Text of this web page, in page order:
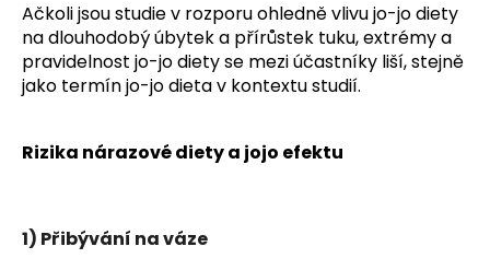
Ačkoli jsou studie v rozporu ohledně vlivu jo-jo diety
na dlouhodobý úbytek a přírůstek tuku, extrémy a
pravidelnost jo-jo diety se mezi účastníky liší, stejně
jako termín jo-jo dieta v kontextu studií.
Rizika nárazové diety a jojo efektu
1) Přibývání na váze
u
č
u
j
e
e